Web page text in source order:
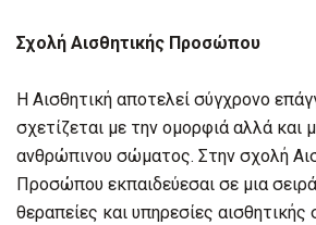
Σχολή Αισθητικής Προσώπου
Η Αισθητική αποτελεί σύγχρονο
σχετίζεται με την ομορφιά αλλά και
ανθρώπινου σώματος. Στην σχολή
Προσώπου εκπαιδεύεσαι σε μια
θεραπείες και υπηρεσίες